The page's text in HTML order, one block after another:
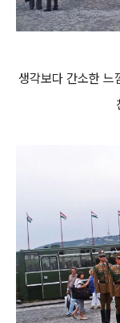
생각보다 간소한 느